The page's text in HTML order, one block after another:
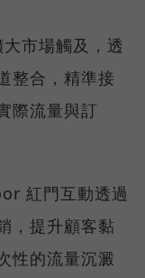
市場觸及，透
整合，精準接
際流量與訂
紅門互動透過
，提升顧客黏
性的流量沉澱